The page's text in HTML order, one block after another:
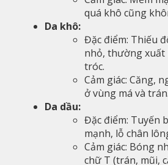
quá khô cũng
Da khô:
Đặc điểm: Thiếu
nhỏ, thường xuất
tróc.
Cảm giác: Căng,
ở vùng má và trán.
Da dầu:
Đặc điểm: Tuyến
mạnh, lỗ chân
Cảm giác: Bóng
chữ T (trán, mũi,